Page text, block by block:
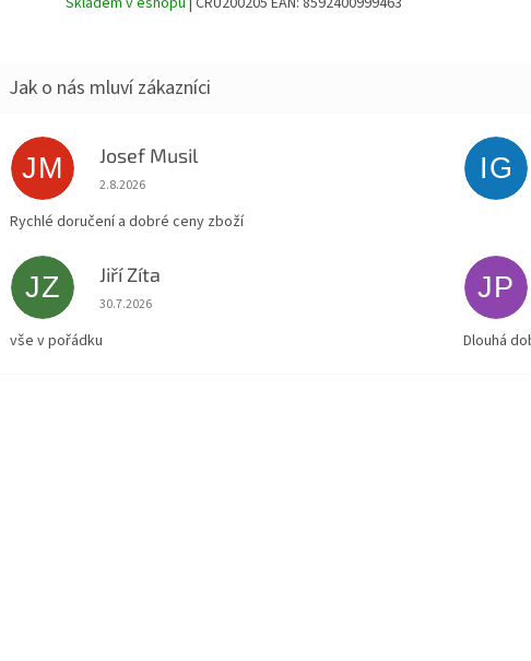
JM Josef Musil
Hodnocení obchodu je 5 z 5 hvězdiček.
2.8.2026
Rychlé doručení a dobré ceny zboží
IG
JZ Jiří Zíta
Hodnocení obchodu je 5 z 5 hvězdiček.
30.7.2026
vše v pořádku
JP
Dlouhá